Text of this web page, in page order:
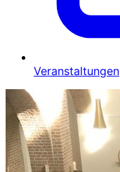
Veranstaltungen